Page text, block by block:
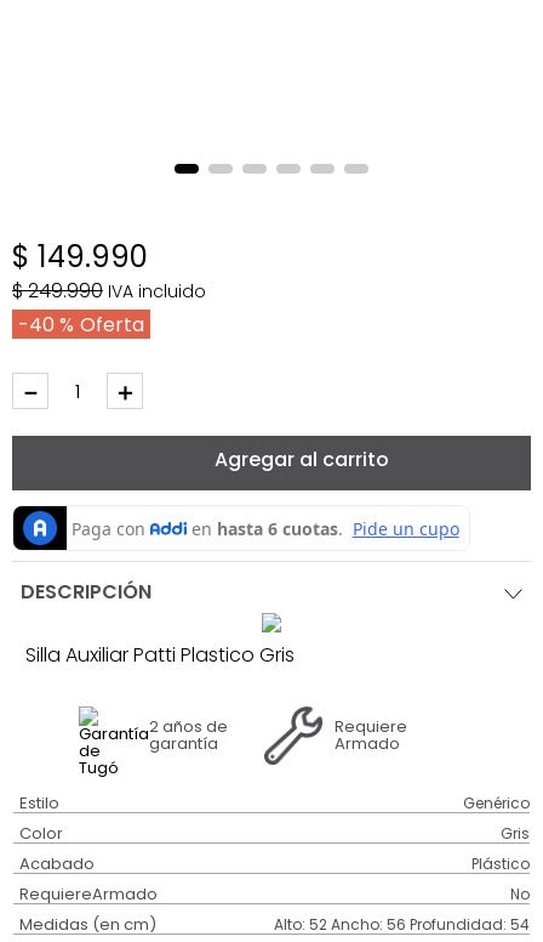
$ 149.990
$249.990 IVA incluido
40 %
＋
－
Agregar al carrito
DESCRIPCIÓN
Silla Auxiliar Patti Plastico Gris
2 años de
garantía
Requiere
Armado
Estilo Genérico
Color Gris
Acabado Plástico
RequiereArmado No
Medidas (en cm) Alto: 52 Ancho: 56 Profundidad: 54